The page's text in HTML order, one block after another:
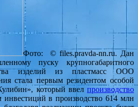
Фото: © files.pravda-nn.ru. Дан
пуску крупногабаритного
изделий из пластмасс ООО
стала первым резидентом особой
который ввел производство
в производство 614 млн